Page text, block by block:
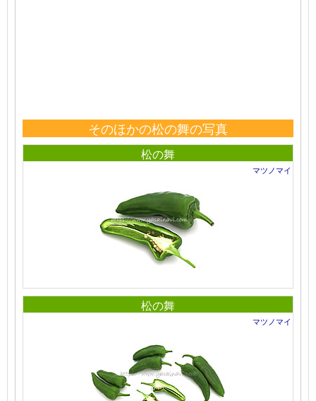
そのほかの松の舞の写真
松の舞
マツノマイ
松の舞
マツノマイ